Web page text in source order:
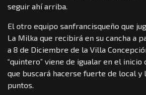
seguir ahí arriba.
El otro equipo sanfrancisqueño que
La Milka que recibirá en su cancha a
a 8 de Diciembre de la Villa
“quintero” viene de igualar en el
que buscará hacerse fuerte de local
puntos.